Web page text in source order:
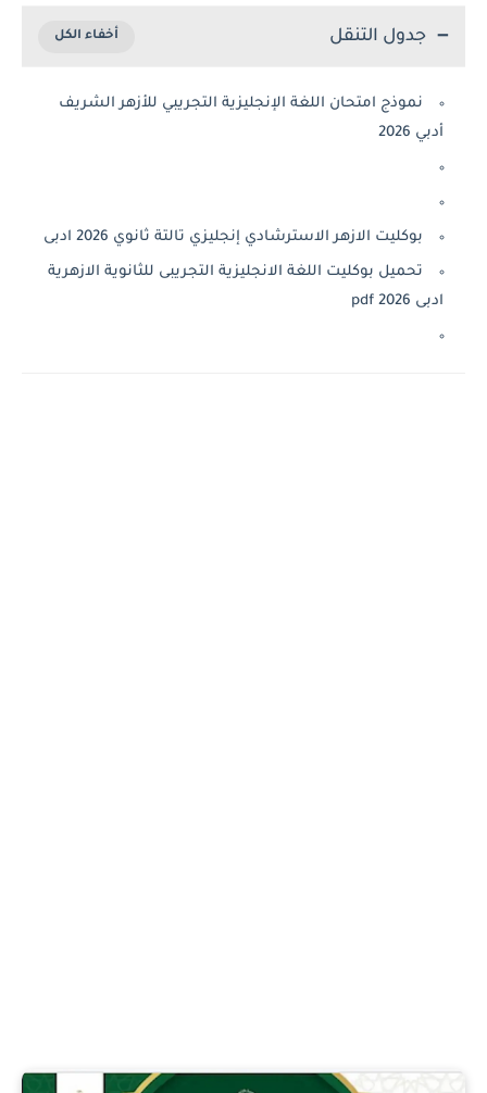
جدول التنقل
نموذج امتحان اللغة الإنجليزية التجريبي للأزهر الشريف
أدبي 2026
بوكليت الازهر الاسترشادي إنجليزي تالتة ثانوي 2026 ادبى
تحميل بوكليت اللغة الانجليزية التجريبى للثانوية الازهرية
ادبى 2026 pdf